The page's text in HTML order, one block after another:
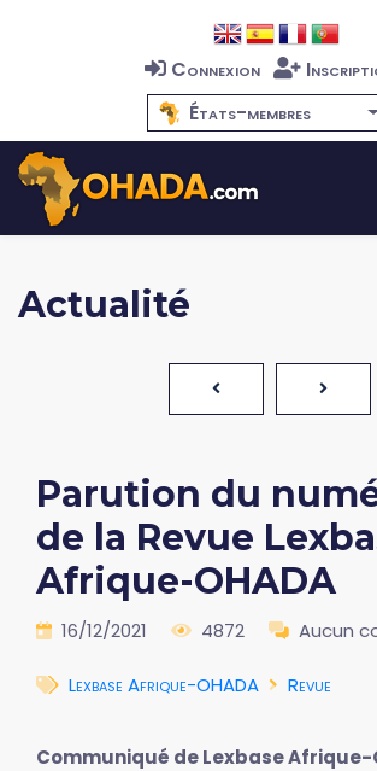
Connexion
États-membres
Actualité
Parution du
de la Revue
Afrique-OHADA
16/12/2021 4872 Aucun
Lexbase Afrique-OHADA Revue
Communiqué de Lexbase Afrique-